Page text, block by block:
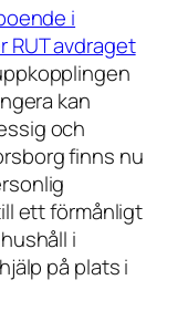
i
RUT avdraget
kan
och
finns nu
ett förmånligt
i
på plats i